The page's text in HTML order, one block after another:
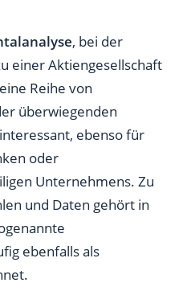
sollten Unternehmen
der
bei
, bei der
einer Aktiengesellschaft
Reihe von
überwiegenden
ebenso für
oder
Unternehmens. Zu
und Daten gehört in
ebenfalls als